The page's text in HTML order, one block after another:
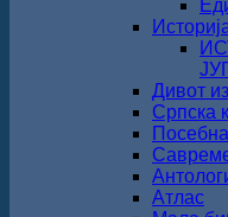
Дивот
Српска
Атлас